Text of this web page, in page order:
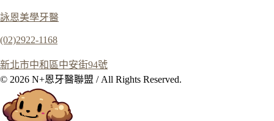
詠恩美學牙醫
(02)2922-1168
新北市中和區中安街94號
© 2026 N+恩牙醫聯盟 / All Rights Reserved.